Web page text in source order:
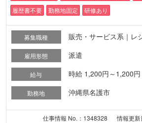
履歴書不要
勤務地固定 研修あり
募集職種 販売・サービス系｜レ
雇用形態 派遣
給与 時給 1,200円～1,200円
勤務地 沖縄県名護市
仕事情報 No.：1348328
情報更